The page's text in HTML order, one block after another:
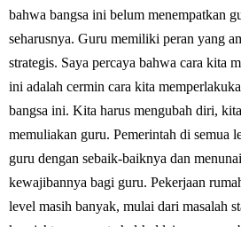
bahwa bangsa ini belum menempatkan
seharusnya. Guru memiliki peran yang
strategis. Saya percaya bahwa cara kita
ini adalah cermin cara kita
bangsa ini. Kita harus mengubah diri,
memuliakan guru. Pemerintah di semua
guru dengan sebaik-baiknya dan
kewajibannya bagi guru. Pekerjaan
level masih banyak, mulai dari masalah